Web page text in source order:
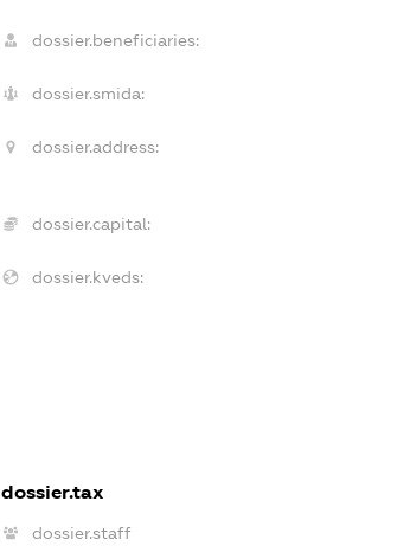
dossier.beneficiaries:
dossier.smida:
dossier.address:
dossier.capital:
dossier.kveds:
dossier.tax
dossier.staff